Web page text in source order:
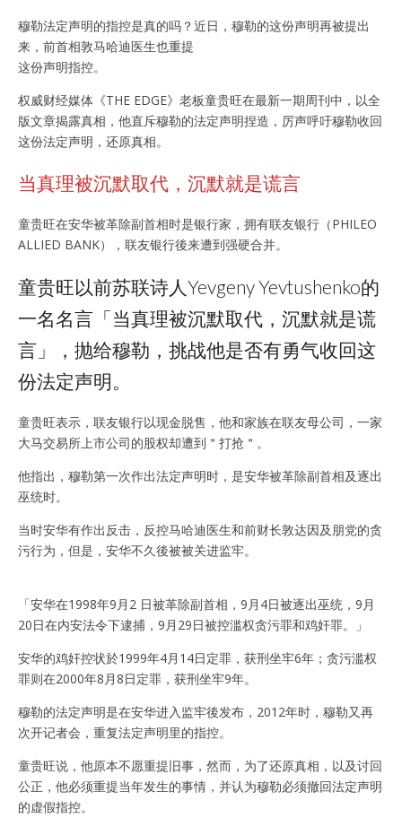
穆勒法定声明的指控是真的吗？近日，穆勒的这份声明再被提出
来，前首相敦马哈迪医生也重提
这份声明指控。
权威财经媒体《THE EDGE》老板童贵旺在最新一期周刊中，以全
版文章揭露真相，他直斥穆勒的法定声明捏造，厉声呼吁穆勒收回
这份法定声明，还原真相。
当真理被沉默取代，沉默就是谎言
童贵旺在安华被革除副首相时是银行家，拥有联友银行（PHILEO
ALLIED BANK），联友银行後来遭到强硬合并。
童贵旺以前苏联诗人Yevgeny Yevtushenko的
一名名言「当真理被沉默取代，沉默就是谎
言」，抛给穆勒，挑战他是否有勇气收回这
份法定声明。
童贵旺表示，联友银行以现金脱售，他和家族在联友母公司，一家
大马交易所上市公司的股权却遭到＂打抢＂。
他指出，穆勒第一次作出法定声明时，是安华被革除副首相及逐出
巫统时。
当时安华有作出反击，反控马哈迪医生和前财长敦达因及朋党的贪
污行为，但是，安华不久後被被关进监牢。
「安华在1998年9月2 日被革除副首相，9月4日被逐出巫统，9月
20日在内安法令下逮捕，9月29日被控滥权贪污罪和鸡奸罪。」
安华的鸡奸控状於1999年4月14日定罪，获刑坐牢6年；贪污滥权
罪则在2000年8月8日定罪，获刑坐牢9年。
穆勒的法定声明是在安华进入监牢後发布，2012年时，穆勒又再
次开记者会，重复法定声明里的指控。
童贵旺说，他原本不愿重提旧事，然而，为了还原真相，以及讨回
公正，他必须重提当年发生的事情，并认为穆勒必须撤回法定声明
的虚假指控。